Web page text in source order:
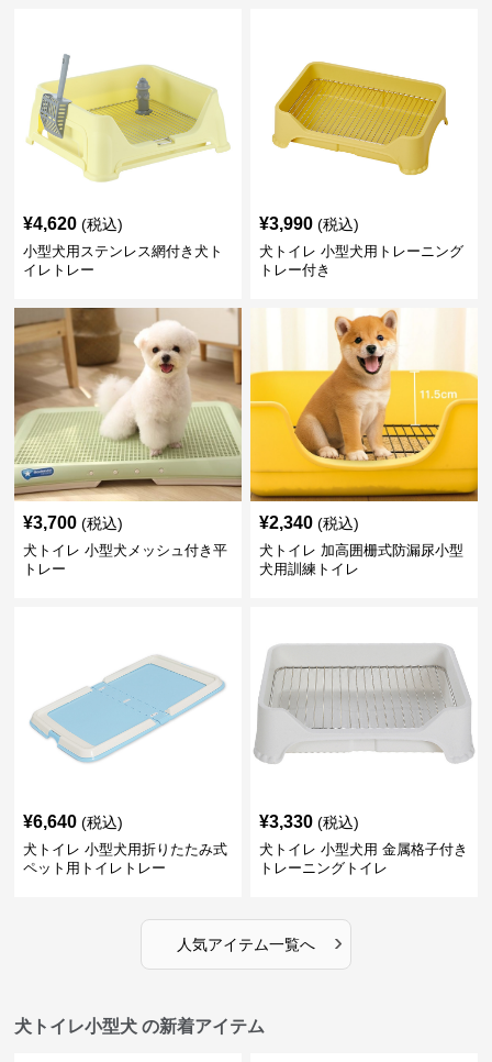
¥4,620 (税込)
小型犬用ステンレス網付き犬ト
イレトレー
¥3,990 (税込)
犬トイレ 小型犬用トレーニング
トレー付き
¥3,700 (税込)
犬トイレ 小型犬メッシュ付き平
トレー
¥2,340 (税込)
犬トイレ 加高囲栅式防漏尿小型
犬用訓練トイレ
¥6,640 (税込)
犬トイレ 小型犬用折りたたみ式
ペット用トイレトレー
¥3,330 (税込)
犬トイレ 小型犬用 金属格子付き
トレーニングトイレ
人気アイテム一覧へ ›
犬トイレ小型犬 の新着アイテム